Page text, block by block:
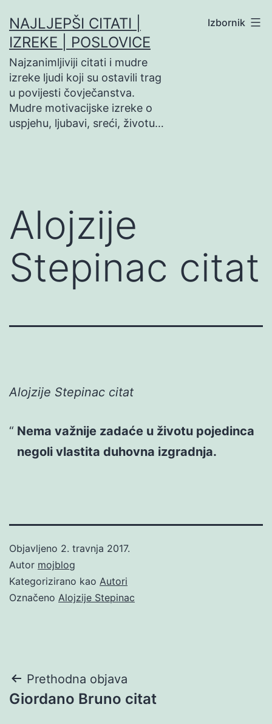
na
sadržaj
NAJLJEPŠI CITATI |
IZREKE | POSLOVICE
Najzanimljiviji citati i mudre
izreke ljudi koji su ostavili trag
u povijesti čovječanstva.
Mudre motivacijske izreke o
uspjehu, ljubavi, sreći, životu…
Izbornik
Alojzije
Stepinac citat
Alojzije Stepinac citat
Nema važnije zadaće u životu pojedinca
negoli vlastita duhovna izgradnja.
Objavljeno 2. travnja 2017.
Autor mojblog
Kategorizirano kao Autori
Označeno Alojzije Stepinac
Navigacija
objava
Prethodna objava
Giordano Bruno citat